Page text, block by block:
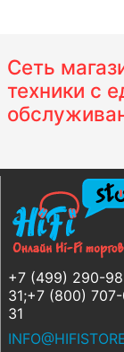
Сеть
техники с
+7 (499) 290-
31;+7 (800)
31